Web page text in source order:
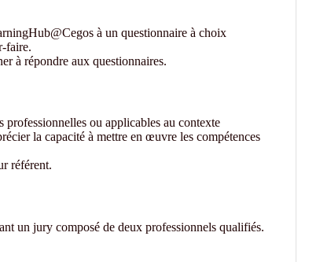
à un questionnaire à choix
faire.
à répondre aux questionnaires.
ou applicables au contexte
la capacité à mettre en œuvre les compétences
référent.
un jury composé de deux professionnels qualifiés.